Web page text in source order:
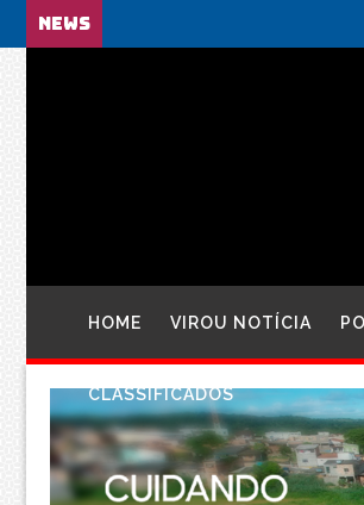
NEWS
HOME VIROU NOTÍCIA
CLASSIFICADOS